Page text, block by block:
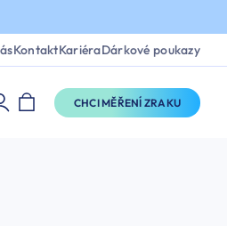
KontaktKariéraDárkové poukazy
CHCI MĚŘENÍ ZRAKU